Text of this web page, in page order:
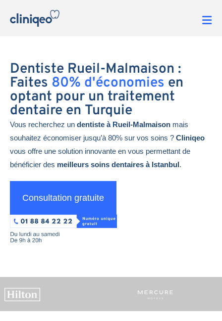
Dentiste Rueil-Malmaison :
Faites 80% d'économies en
optant pour un traitement
dentaire en Turquie
Vous recherchez un dentiste à Rueil-Malmaison mais
souhaitez économiser jusqu’à 80% sur vos soins ? Cliniqeo
vous offre une solution innovante en vous permettant de
bénéficier des meilleurs soins dentaires à Istanbul.
Consultation gratuite